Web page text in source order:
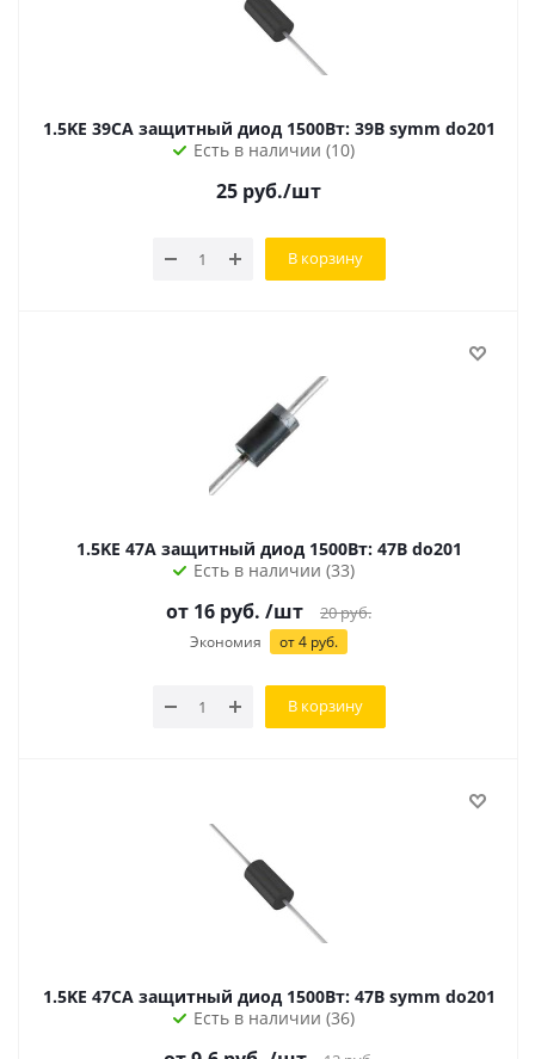
1.5KE 39CA защитный диод 1500Вт: 39В symm do201
Есть в наличии (10)
25 руб./шт
В корзину
1.5KE 47A защитный диод 1500Вт: 47В do201
Есть в наличии (33)
от 16 руб. /шт 20руб.
Экономия от4 руб.
В корзину
1.5KE 47СA защитный диод 1500Вт: 47В symm do201
Есть в наличии (36)